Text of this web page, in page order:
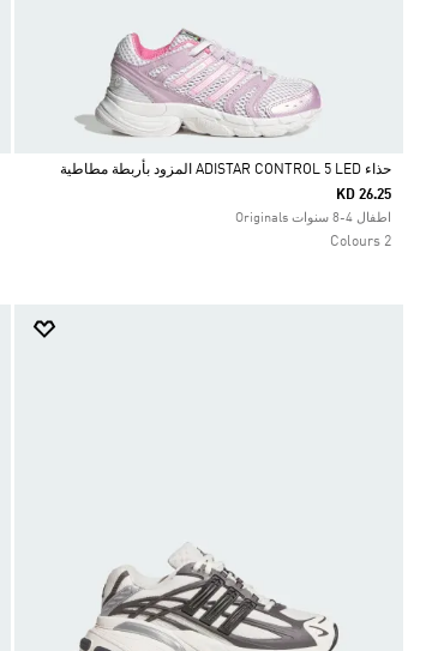
Selected
حذاء ADISTAR CONTROL 5 LED المزود بأربطة مطاطية
KD 26.25
اطفال 4-8 سنوات Originals
2 Colours